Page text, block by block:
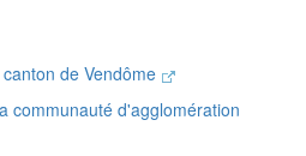
canton de Vendôme
communauté d'agglomération